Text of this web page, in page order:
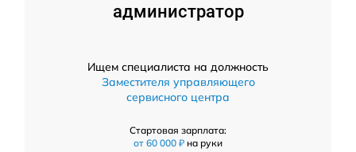
администратор
Ищем специалиста на должность
Заместителя управляющего
сервисного центра
Стартовая зарплата:
от 60 000 ₽ на руки